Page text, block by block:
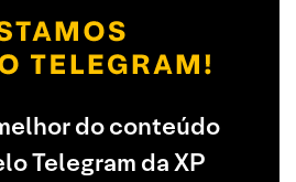
do conteúdo
Telegram da XP